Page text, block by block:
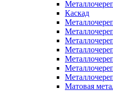
Каскад
Матовая